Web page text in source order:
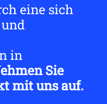
eine sich
in
Sie
mit uns auf.